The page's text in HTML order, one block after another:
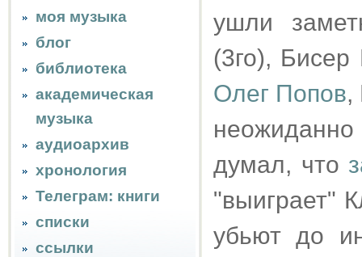
моя музыка
блог
библиотека
академическая
музыка
аудиоархив
хронология
Телеграм: книги
списки
ссылки
ушли
(3го),
Олег Попов,
думал, что
"выиграет"
убьют до